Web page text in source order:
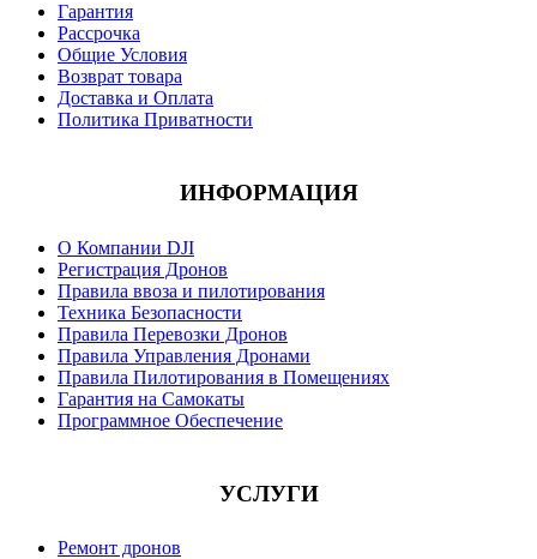
Гарантия
Рассрочка
Общие Условия
Возврат товара
Доставка и Оплата
Политика Приватности
ИНФОРМАЦИЯ
О Компании DJI
Регистрация Дронов
Правила ввоза и пилотирования
Техника Безопасности
Правила Перевозки Дронов
Правила Управления Дронами
Правила Пилотирования в Помещениях
Гарантия на Самокаты
Программное Обеспечение
УСЛУГИ
Ремонт дронов